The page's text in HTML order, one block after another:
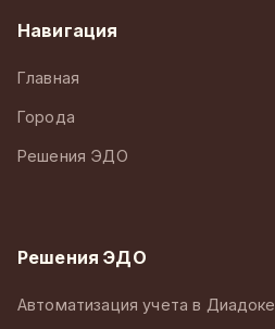
Навигация
Главная
Города
Решения ЭДО
Решения ЭДО
Автоматизация учета в Диадоке